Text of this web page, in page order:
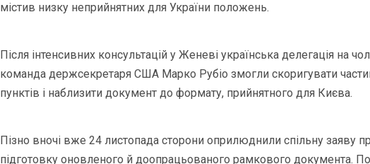
містив низку неприйнятних для України положень.
Після інтенсивних консультацій у Женеві українська делегація на
команда держсекретаря США Марко Рубіо змогли скоригувати
пунктів і наблизити документ до формату, прийнятного для Києва.
Пізно вночі вже 24 листопада сторони оприлюднили спільну заяву
підготовку оновленого й доопрацьованого рамкового документа.